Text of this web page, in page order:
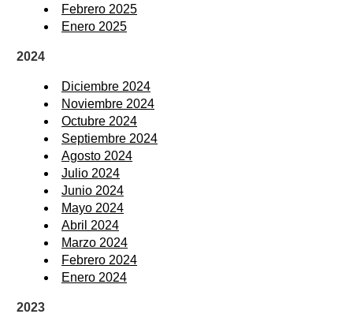
Febrero 2025
Enero 2025
2024
Diciembre 2024
Noviembre 2024
Octubre 2024
Septiembre 2024
Agosto 2024
Julio 2024
Junio 2024
Mayo 2024
Abril 2024
Marzo 2024
Febrero 2024
Enero 2024
2023